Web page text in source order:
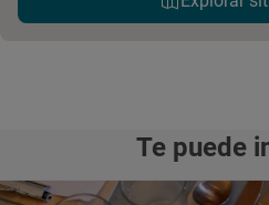
Te puede